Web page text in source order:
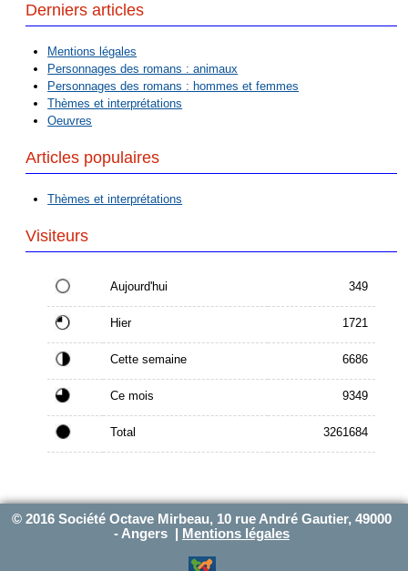
Derniers articles
Mentions légales
Personnages des romans : animaux
Personnages des romans : hommes et femmes
Thèmes et interprétations
Oeuvres
Articles populaires
Thèmes et interprétations
Visiteurs
Aujourd'hui 349
Hier 1721
Cette semaine 6686
Ce mois 9349
Total 3261684
© 2016 Société Octave Mirbeau, 10 rue André Gautier, 49000
- Angers |
Mentions légales